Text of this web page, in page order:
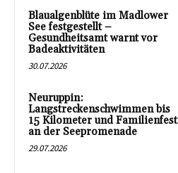
Blaualgenblüte im Madlower
See festgestellt –
Gesundheitsamt warnt vor
Badeaktivitäten
30.07.2026
Neuruppin:
Langstreckenschwimmen bis
15 Kilometer und Familienfest
an der Seepromenade
29.07.2026